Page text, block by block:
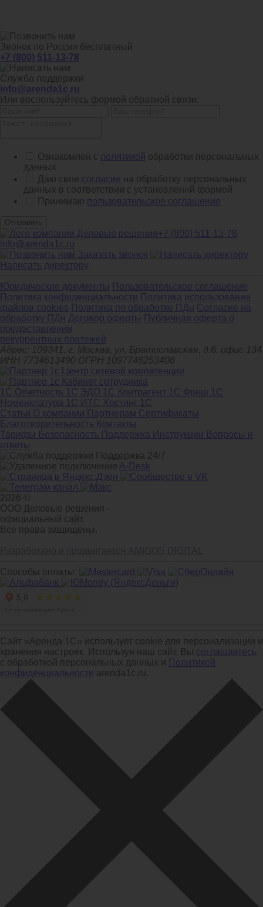
Звонок по России бесплатный
+7 (800) 511-13-78
Служба поддержки
info@arenda1c.ru
Или воспользуйтесь формой обратной связи:
Ознакомлен с политикой обработки персональных
данных
Даю свое согласие на обработку персональных
данных в соответствии с установленнй формой
Принимаю пользовательское соглашение
Отправить
+7 (800) 511-13-78
info@arenda1c.ru
Заказать звонок
Написать директору
Юридические документы Пользовательское соглашение
Политика конфиденциальности Политика использования
файлов cookies Политика по обработке ПДн Cогласие на
обработку ПДн Договор оферты Публичная оферта о
предоставлении
рекуррентных платежей
Адрес: 109341, г. Москва, ул. Братиславская, д.6, офис 134
ИНН 7734613490 ОГРН 1097746253406
1С Отчетность 1С ЭДО 1С Контрагент 1С Фреш
1С
Номенклатура 1С ИТС Хостинг 1С
Статьи О компании Партнерам Сертификаты
Благотворительность Контакты
Тарифы Безопасность Поддержка Инструкции Вопросы и
ответы
Поддержка 24/7
A-Desk
2026 ©
ООО Деловые решения -
официальный сайт.
Все права защищены.
Способы оплаты:
Сайт «Аренда 1С» использует cookie для персонализации и
хранения настроек. Используя наш сайт, Вы соглашаетесь
с обработкой персональных данных и Политикой
конфиденциальности arenda1c.ru.